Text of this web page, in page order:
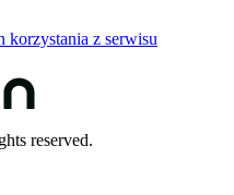
korzystania z serwisu
reserved.